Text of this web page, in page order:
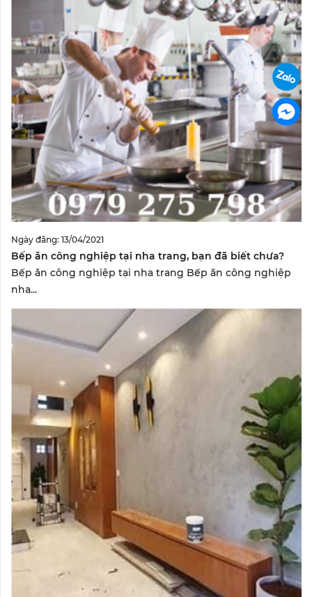
Ngày đăng: 13/04/2021
Bếp ăn công nghiệp tại nha trang, bạn đã biết chưa?
Bếp ăn công nghiệp tại nha trang Bếp ăn công nghiệp
nha...